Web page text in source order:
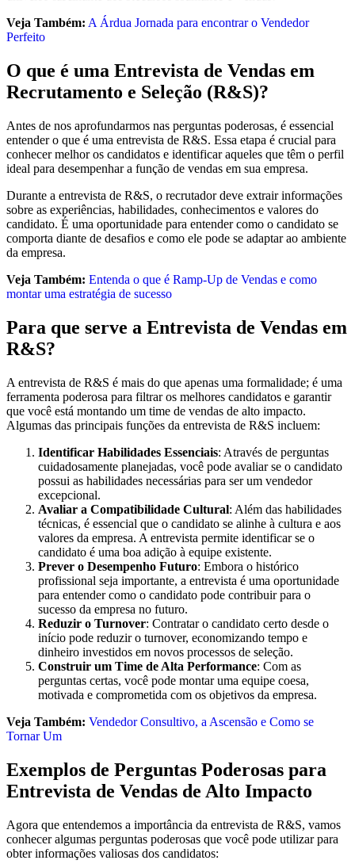
Veja Também: A Árdua Jornada para encontrar o Vendedor
Perfeito
O que é uma Entrevista de Vendas em
Recrutamento e Seleção (R&S)?
Antes de nos aprofundarmos nas perguntas poderosas, é essencial
entender o que é uma entrevista de R&S. Essa etapa é crucial para
conhecer melhor os candidatos e identificar aqueles que têm o perfil
ideal para desempenhar a função de vendas em sua empresa.
Durante a entrevista de R&S, o recrutador deve extrair informações
sobre as experiências, habilidades, conhecimentos e valores do
candidato. É uma oportunidade para entender como o candidato se
comporta diante de desafios e como ele pode se adaptar ao ambiente
da empresa.
Veja Também: Entenda o que é Ramp-Up de Vendas e como
montar uma estratégia de sucesso
Para que serve a Entrevista de Vendas em
R&S?
A entrevista de R&S é mais do que apenas uma formalidade; é uma
ferramenta poderosa para filtrar os melhores candidatos e garantir
que você está montando um time de vendas de alto impacto.
Algumas das principais funções da entrevista de R&S incluem:
Identificar Habilidades Essenciais: Através de perguntas
cuidadosamente planejadas, você pode avaliar se o candidato
possui as habilidades necessárias para ser um vendedor
excepcional.
Avaliar a Compatibilidade Cultural: Além das habilidades
técnicas, é essencial que o candidato se alinhe à cultura e aos
valores da empresa. A entrevista permite identificar se o
candidato é uma boa adição à equipe existente.
Prever o Desempenho Futuro: Embora o histórico
profissional seja importante, a entrevista é uma oportunidade
para entender como o candidato pode contribuir para o
sucesso da empresa no futuro.
Reduzir o Turnover: Contratar o candidato certo desde o
início pode reduzir o turnover, economizando tempo e
dinheiro investidos em novos processos de seleção.
Construir um Time de Alta Performance: Com as
perguntas certas, você pode montar uma equipe coesa,
motivada e comprometida com os objetivos da empresa.
Veja Também: Vendedor Consultivo, a Ascensão e Como se
Tornar Um
Exemplos de Perguntas Poderosas para
Entrevista de Vendas de Alto Impacto
Agora que entendemos a importância da entrevista de R&S, vamos
conhecer algumas perguntas poderosas que você pode utilizar para
obter informações valiosas dos candidatos: